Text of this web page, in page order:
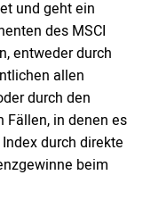
und geht ein
des MSCI
entweder durch
allen
durch den
Fällen, in denen es
durch direkte
beim